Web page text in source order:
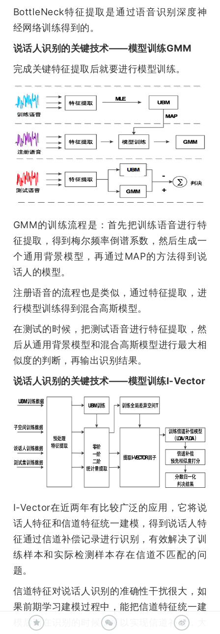
BottleNeck特征提取是通过语音识别深度神
经网络训练得到的。
说话人识别的关键技术——模型训练GMM
完成关键特征提取后就要进行模型训练。
GMM的训练流程是：首先把训练语音进行特
征提取，得到梅尔频率倒谱系数，然后生成一
个通用背景模型，再通过MAP的方法得到说
话人的模型。
注册语音的流程也是类似，通过特征提取，进
行模型训练得到混合高斯模型。
在测试的时候，把测试语音进行特征提取，然
后从通用背景模型和混合高斯模型进行最大相
似度的判断，再输出识别结果。
说话人识别的关键技术——模型训练I-Vector
I-Vector在近两年有比较广泛的应用，它将说
话人特征和信道特征统一建模，得到说话人特
征通过信道补偿记录进行识别，有效解决了训
练样本和实际检测样本存在信道不匹配的问
题。
信道特征对说话人识别的准确性干扰很大，如
果前期学习建模过程中，能把信道特征统一建
模后期在识别的时候，可以实现信道补偿，大